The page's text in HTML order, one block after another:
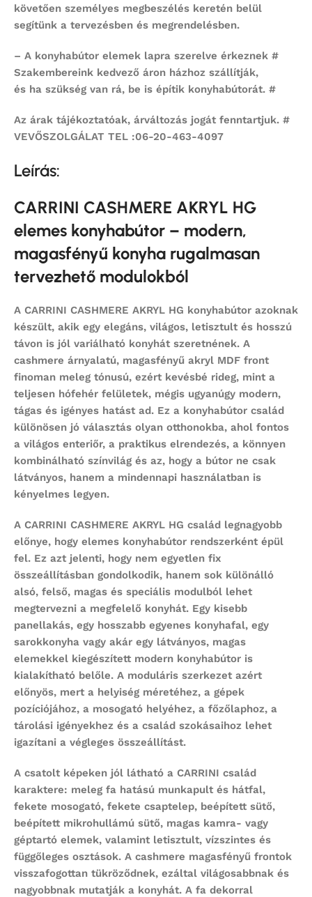
követően személyes megbeszélés keretén belül
segítünk a tervezésben és megrendelésben.
– A konyhabútor elemek lapra szerelve érkeznek #
Szakembereink kedvező áron házhoz szállítják,
és ha szükség van rá, be is építik konyhabútorát. #
Az árak tájékoztatóak, árváltozás jogát fenntartjuk. #
VEVŐSZOLGÁLAT TEL :06-20-463-4097
Leírás:
CARRINI CASHMERE AKRYL HG
elemes konyhabútor – modern,
magasfényű konyha rugalmasan
tervezhető modulokból
A CARRINI CASHMERE AKRYL HG konyhabútor azoknak
készült, akik egy elegáns, világos, letisztult és hosszú
távon is jól variálható konyhát szeretnének. A
cashmere árnyalatú, magasfényű akryl MDF front
finoman meleg tónusú, ezért kevésbé rideg, mint a
teljesen hófehér felületek, mégis ugyanúgy modern,
tágas és igényes hatást ad. Ez a konyhabútor család
különösen jó választás olyan otthonokba, ahol fontos
a világos enteriőr, a praktikus elrendezés, a könnyen
kombinálható színvilág és az, hogy a bútor ne csak
látványos, hanem a mindennapi használatban is
kényelmes legyen.
A CARRINI CASHMERE AKRYL HG család legnagyobb
előnye, hogy elemes konyhabútor rendszerként épül
fel. Ez azt jelenti, hogy nem egyetlen fix
összeállításban gondolkodik, hanem sok különálló
alsó, felső, magas és speciális modulból lehet
megtervezni a megfelelő konyhát. Egy kisebb
panellakás, egy hosszabb egyenes konyhafal, egy
sarokkonyha vagy akár egy látványos, magas
elemekkel kiegészített modern konyhabútor is
kialakítható belőle. A moduláris szerkezet azért
előnyös, mert a helyiség méretéhez, a gépek
pozíciójához, a mosogató helyéhez, a főzőlaphoz, a
tárolási igényekhez és a család szokásaihoz lehet
igazítani a végleges összeállítást.
A csatolt képeken jól látható a CARRINI család
karaktere: meleg fa hatású munkapult és hátfal,
fekete mosogató, fekete csaptelep, beépített sütő,
beépített mikrohullámú sütő, magas kamra- vagy
géptartó elemek, valamint letisztult, vízszintes és
függőleges osztások. A cashmere magasfényű frontok
visszafogottan tükröződnek, ezáltal világosabbnak és
nagyobbnak mutatják a konyhát. A fa dekorral